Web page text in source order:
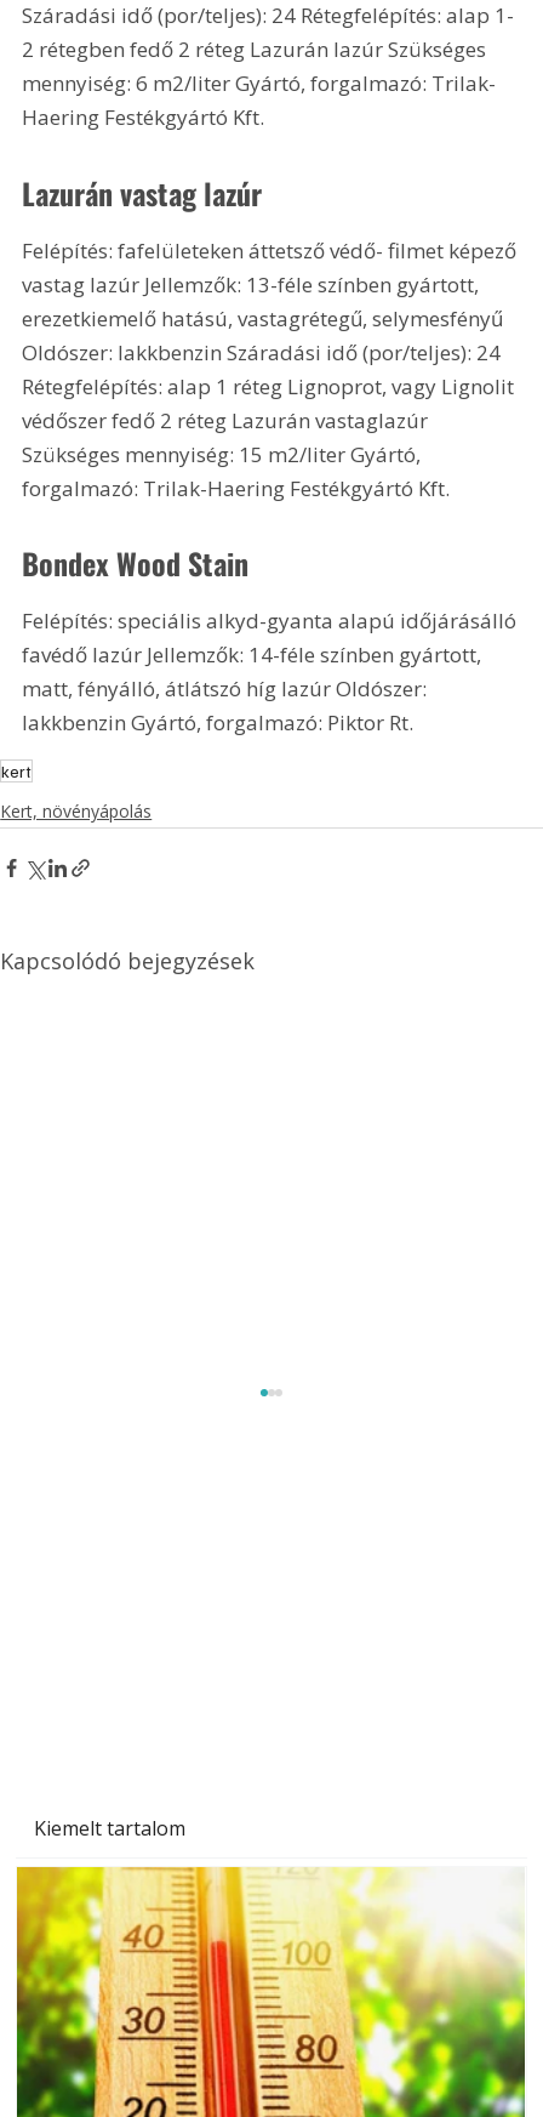
Kiemelt tartalom
Száradási idő (por/teljes): 24 Rétegfelépítés: alap 1-
2 rétegben fedő 2 réteg Lazurán lazúr Szükséges
mennyiség: 6 m2/liter Gyártó, forgalmazó: Trilak-
Haering Festékgyártó Kft.
Lazurán vastag lazúr
Felépítés: fafelületeken áttetsző védő- filmet képező
vastag lazúr Jellemzők: 13-féle színben gyártott,
erezetkiemelő hatású, vastagrétegű, selymesfényű
Oldószer: lakkbenzin Száradási idő (por/teljes): 24
Rétegfelépítés: alap 1 réteg Lignoprot, vagy Lignolit
védőszer fedő 2 réteg Lazurán vastaglazúr
Szükséges mennyiség: 15 m2/liter Gyártó,
forgalmazó: Trilak-Haering Festékgyártó Kft.
Bondex Wood Stain
Felépítés: speciális alkyd-gyanta alapú időjárásálló
favédő lazúr Jellemzők: 14-féle színben gyártott,
matt, fényálló, átlátszó híg lazúr Oldószer:
lakkbenzin Gyártó, forgalmazó: Piktor Rt.
kert
Kert, növényápolás
Kapcsolódó bejegyzések